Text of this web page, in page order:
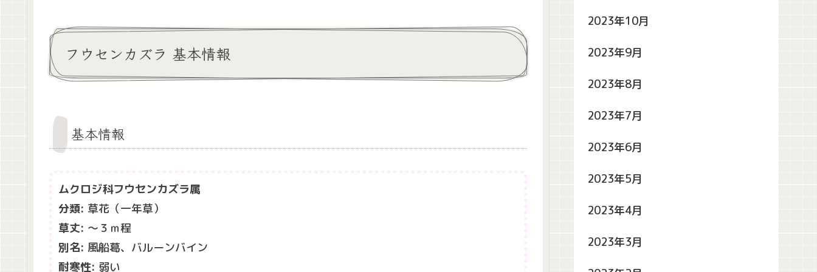
フウセンカズラ 基本情報
基本情報
ムクロジ科フウセンカズラ属
分類: 草花（一年草）
草丈: ～３ｍ程
別名: 風船葛、バルーンバイン
耐寒性: 弱い
2023年10月
2023年9月
2023年8月
2023年7月
2023年6月
2023年5月
2023年4月
2023年3月